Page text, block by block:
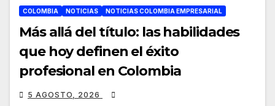
COLOMBIA NOTICIAS NOTICIAS COLOMBIA EMPRESARIAL
Más allá del título: las habilidades
que hoy definen el éxito
profesional en Colombia
5 AGOSTO, 2026